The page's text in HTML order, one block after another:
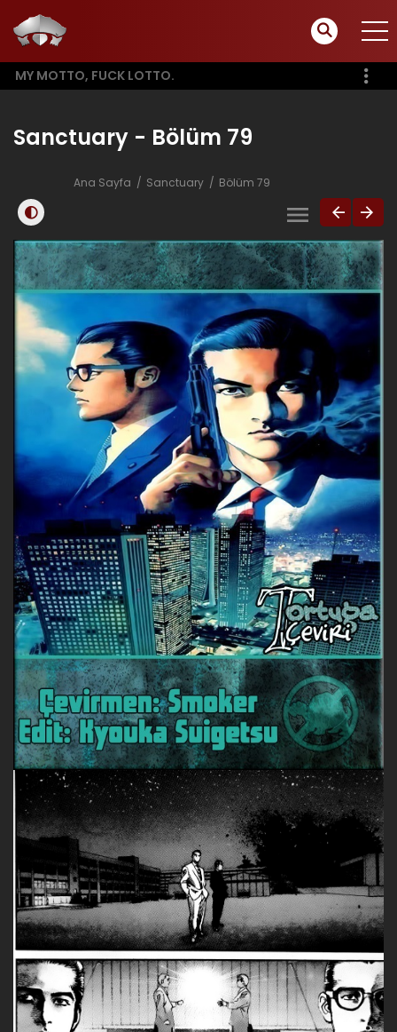
MY MOTTO, FUCK LOTTO.
Sanctuary - Bölüm 79
Ana Sayfa Sanctuary Bölüm 79